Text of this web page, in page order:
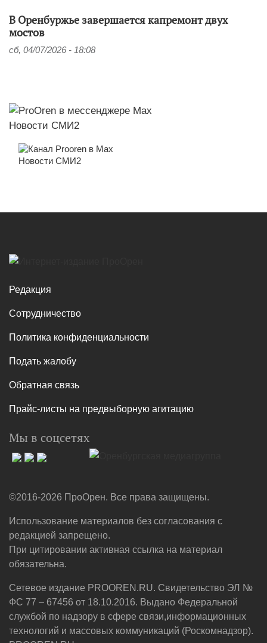
В Оренбуржье завершается капремонт двух
мостов
сб, 04/07/2026 - 18:08
Новости СМИ2
Новости СМИ2
Редакция
Сотрудничество
Политика конфиденциальности
Подать жалобу
Обратная связь
Прайс-листы на предвыборную агитацию
Мы в соцсетях
©2016-2026 ПроОрен. Все права защищены.
Использование материалов без согласования с
редакцией запрещено.
При цитировании активная ссылка на материал
обязательна.
Сетевое издание PROOREN.RU. Свидетельство ЭЛ №
ФС 77 – 67456 от 18.10.2016. Выдано Федеральной
службой по надзору в сфере связи,информационных
технологий и массовых коммуникаций (Роскомнадзор).